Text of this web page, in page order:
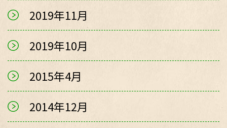
2019年11月
2019年10月
2015年4月
2014年12月